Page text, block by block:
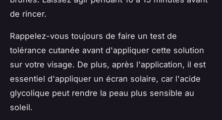
de rincer.
Rappelez-vous toujours de faire un test de
tolérance cutanée avant d'appliquer cette solution
sur votre visage. De plus, après l'application, il est
essentiel d'appliquer un écran solaire, car l'acide
glycolique peut rendre la peau plus sensible au
soleil.